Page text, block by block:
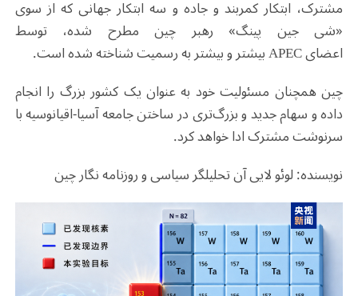
مشترک، ابتکار کمربند و جاده و سه ابتکار جهانی که از سوی
«شی جین پینگ» رهبر چین مطرح شده، توسط
اعضایAPECبیشتر و بیشتر به رسمیت شناخته شده است.
چین همچنان مسئولیت خود به عنوان یک کشور بزرگ را انجام
داده و سهام جدید و بزرگ‌تری در ساختن جامعه آسیا-اقیانوسیه با
سرنوشت مشترک ادا خواهد کرد.
نویسنده: لوئو لایی آن تحلیلگر سیاسی و روزنامه نگار چین